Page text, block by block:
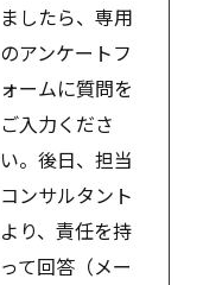
ましたら、専用
のアンケートフ
ォームに質問を
ご入力くださ
い。後日、担当
コンサルタント
より、責任を持
って回答（メー